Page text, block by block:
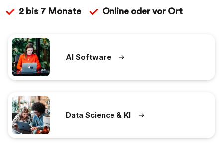
2 bis 7 Monate Online oder vor Ort
AI Software
Data Science & KI